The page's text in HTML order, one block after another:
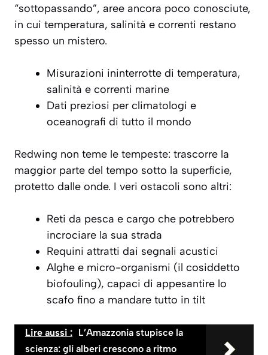
“sottopassando”, aree ancora poco conosciute,
in cui temperatura, salinità e correnti restano
spesso un mistero.
Misurazioni ininterrotte di temperatura,
salinità e correnti marine
Dati preziosi per climatologi e
oceanografi di tutto il mondo
Redwing non teme le tempeste: trascorre la
maggior parte del tempo sotto la superficie,
protetto dalle onde. I veri ostacoli sono altri:
Reti da pesca e cargo che potrebbero
incrociare la sua strada
Requini attratti dai segnali acustici
Alghe e micro-organismi (il cosiddetto
biofouling), capaci di appesantire lo
scafo fino a mandare tutto in tilt
Lire aussi : L’Amazzonia stupisce la
scienza: gli alberi crescono a ritmo